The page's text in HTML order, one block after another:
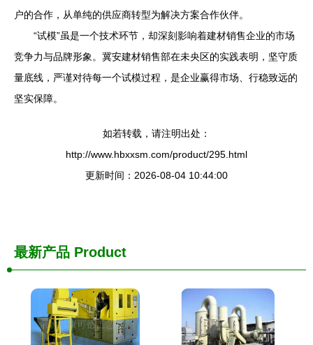
户的合作，从单纯的供应商转型为解决方案合作伙伴。
“试模”虽是一个技术环节，却深刻影响着建材销售企业的市场
竞争力与品牌形象。冀安建材销售部在未央区的实践表明，坚守质
量底线，严谨对待每一个试模过程，是企业赢得市场、行稳致远的
坚实保障。
如若转载，请注明出处：
http://www.hbxxsm.com/product/295.html
更新时间：2026-08-04 10:44:00
最新产品 Product